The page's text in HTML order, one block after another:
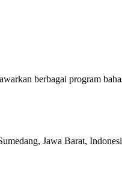
berbagai program
Jawa Barat,